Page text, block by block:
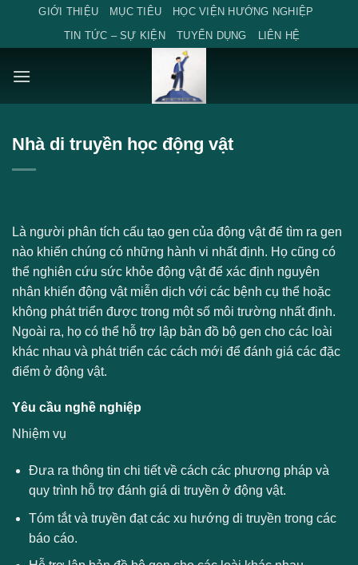
content
GIỚI THIỆU MỤC TIÊU
HỌC VIỆN HƯỚNG NGHIỆP
TIN TỨC – SỰ KIỆN
TUYỂN DỤNG LIÊN HỆ
Nhà di truyền học động vật
Là người phân tích cấu tạo gen của động vật để tìm ra gen
nào khiến chúng có những hành vi nhất định. Họ cũng có
thể nghiên cứu sức khỏe động vật để xác định nguyên
nhân khiến động vật miễn dịch với các bệnh cụ thể hoặc
không phát triển được trong một số môi trường nhất định.
Ngoài ra, họ có thể hỗ trợ lập bản đồ bộ gen cho các loài
khác nhau và phát triển các cách mới để đánh giá các đặc
điểm ở động vật.
Yêu cầu nghề nghiệp
Nhiệm vụ
Đưa ra thông tin chi tiết về cách các phương pháp và
quy trình hỗ trợ đánh giá di truyền ở động vật.
Tóm tắt và truyền đạt các xu hướng di truyền trong các
báo cáo.